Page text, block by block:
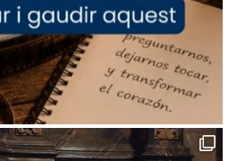
el cardenal Joan
la missa i l’ha
auxiliar de Barcelona,